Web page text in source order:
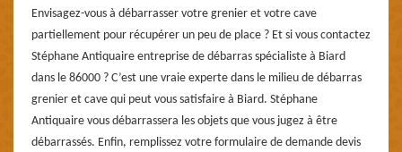
Envisagez-vous à débarrasser votre grenier et votre cave
partiellement pour récupérer un peu de place ? Et si vous contactez
Stéphane Antiquaire entreprise de débarras spécialiste à Biard
dans le 86000 ? C’est une vraie experte dans le milieu de débarras
grenier et cave qui peut vous satisfaire à Biard. Stéphane
Antiquaire vous débarrassera les objets que vous jugez à être
débarrassés. Enfin, remplissez votre formulaire de demande devis